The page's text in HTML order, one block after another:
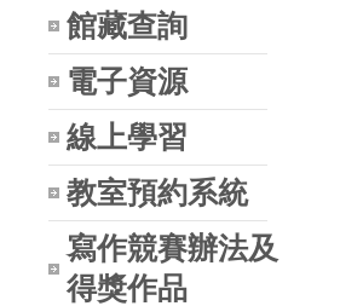
館藏查詢
電子資源
線上學習
教室預約系統
寫作競賽辦法及
得獎作品